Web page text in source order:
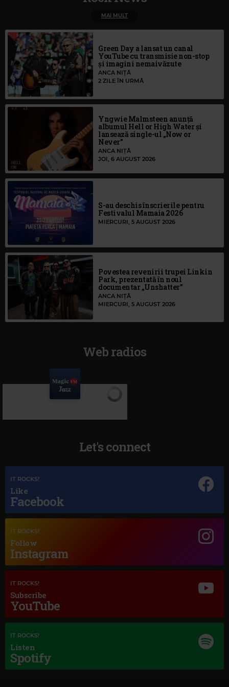
MAI MULT
Green Day a lansat un canal
YouTube cu transmisie non-stop
și imagini nemaivăzute
ANCA NIȚĂ
2 ZILE ÎN URMĂ
Yngwie Malmsteen anunță
albumul Hell or High Water și
lansează single-ul „Now or
Never”
ANCA NIȚĂ
JOI, 6 AUGUST 2026
S-au deschis înscrierile pentru
Festivalul Mamaia 2026
MIERCURI, 5 AUGUST 2026
Povestea revenirii trupei Linkin
Park, prezentată în noul
documentar „Unshatter”
ANCA NIȚĂ
MIERCURI, 5 AUGUST 2026
Web radios
STAN GETZ
Let's connect
IT ROCKS!
Like
Facebook
IT ROCKS!
Follow
Instagram
IT ROCKS!
Subscribe
YouTube
IT ROCKS!
Listen
Spotify